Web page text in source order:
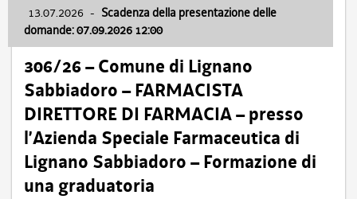
13.07.2026 - Scadenza della presentazione delle
domande: 07.09.2026 12:00
306/26 – Comune di Lignano
Sabbiadoro – FARMACISTA
DIRETTORE DI FARMACIA – presso
l’Azienda Speciale Farmaceutica di
Lignano Sabbiadoro – Formazione di
una graduatoria